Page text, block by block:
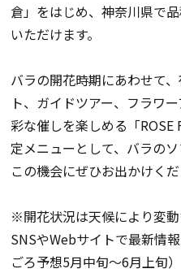
倉」をはじめ、神奈川県で
いただけます。
バラの開花時期にあわせて
ト、ガイドツアー、フラワ
彩な催しを楽しめる「ROSE
定メニューとして、バラの
この機会にぜひお出かけくだ
※開花状況は天候により変動
SNSやWebサイトで最新情
ごろ予想5月中旬〜6月上旬）